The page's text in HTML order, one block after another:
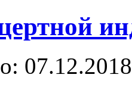
07.12.2018